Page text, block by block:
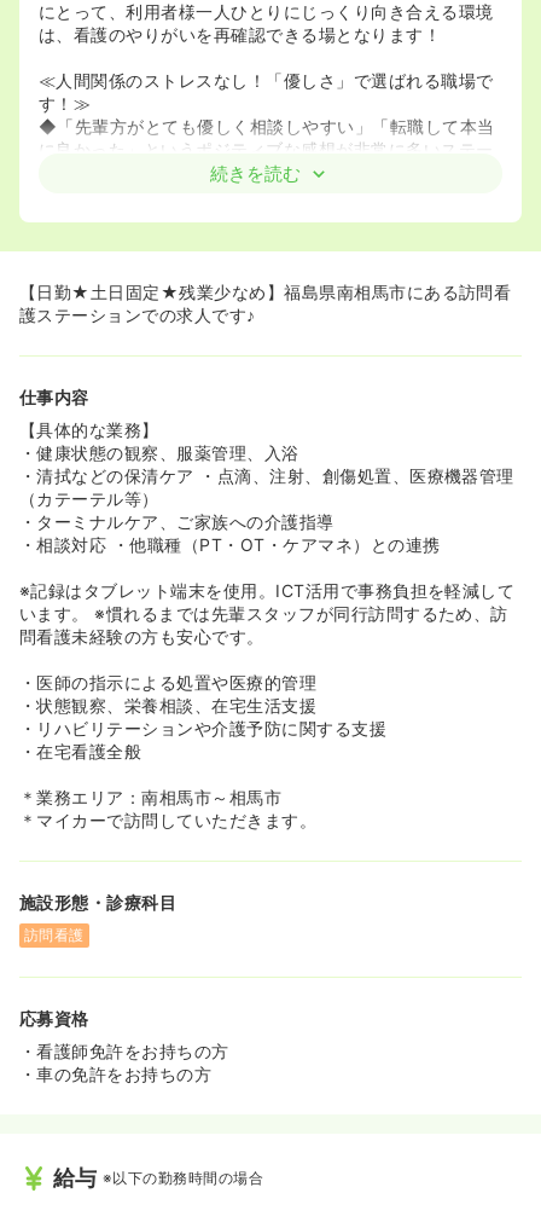
にとって、利用者様一人ひとりにじっくり向き合える環境
は、看護のやりがいを再確認できる場となります！
≪人間関係のストレスなし！「優しさ」で選ばれる職場で
す！≫
◆「先輩方がとても優しく相談しやすい」「転職して本当
に良かった」というポジティブな感想が非常に多いステー
かい雰囲気があり、人間関係に悩みたくない方に自信を持
≪「身体的に楽になった」というリアルな声も届いていま
す！≫
担が軽減されたという声も上がっています！
ある方にとっても、安心してキャリアを継続できる環境で
す！
≪土日休み×残業少なめでプライベートも充実！≫
◆「仕事が終わっても6時半くらい」「ほぼ定時退勤」
と、メリハリを持って働けています！
◆土日固定休み・年間休日120日以上と休みも多いため、
「ストレスなく働けている」という満足度の高さに繋がり
ます！
い！≫
◆医療処置だけでなく、利用者様の「庭の手入れがした
い」「趣味を続けたい」といった想いに寄り添う、温かい
看護を実践しています！
し、地域包括ケアの最前線で「支える看護」を学びたい方
に最適です！
続きを読む
【日勤★土日固定★残業少なめ】福島県南相馬市にある訪問看
護ステーションでの求人です♪
仕事内容
【具体的な業務】
・健康状態の観察、服薬管理、入浴
・清拭などの保清ケア ・点滴、注射、創傷処置、医療機器管理
（カテーテル等）
・ターミナルケア、ご家族への介護指導
・相談対応 ・他職種（PT・OT・ケアマネ）との連携
※記録はタブレット端末を使用。ICT活用で事務負担を軽減して
います。 ※慣れるまでは先輩スタッフが同行訪問するため、訪
問看護未経験の方も安心です。
・医師の指示による処置や医療的管理
・状態観察、栄養相談、在宅生活支援
・リハビリテーションや介護予防に関する支援
・在宅看護全般
＊業務エリア：南相馬市～相馬市
＊マイカーで訪問していただきます。
施設形態・診療科目
訪問看護
応募資格
・看護師免許をお持ちの方
・車の免許をお持ちの方
給与 ※以下の勤務時間の場合